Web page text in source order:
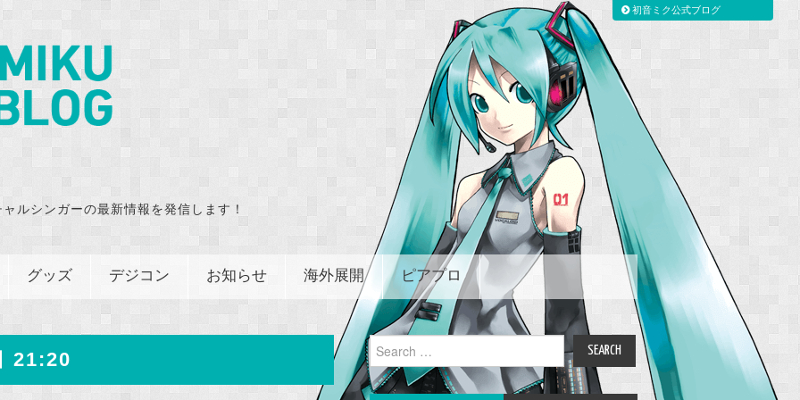
ルシンガーの最新情報を発信します！
グッズ デジコン お知らせ 海外展開 ピアプロ
21:20
Search
for:
初音ミク公式ブログ